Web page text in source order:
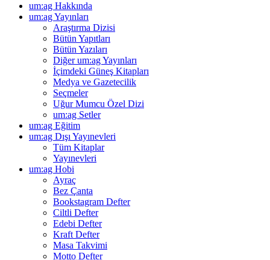
um:ag Hakkında
um:ag Yayınları
Araştırma Dizisi
Bütün Yapıtları
Bütün Yazıları
Diğer um:ag Yayınları
İçimdeki Güneş Kitapları
Medya ve Gazetecilik
Seçmeler
Uğur Mumcu Özel Dizi
um:ag Setler
um:ag Eğitim
um:ag Dışı Yayınevleri
Tüm Kitaplar
Yayınevleri
um:ag Hobi
Ayraç
Bez Çanta
Bookstagram Defter
Ciltli Defter
Edebi Defter
Kraft Defter
Masa Takvimi
Motto Defter